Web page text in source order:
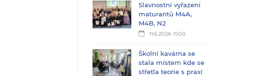
Slavnostní vyřazení
maturantů M4A,
M4B, N2
11.6.2026 11:00
Školní kavárna se
stala místem kde se
střetla teorie s praxí